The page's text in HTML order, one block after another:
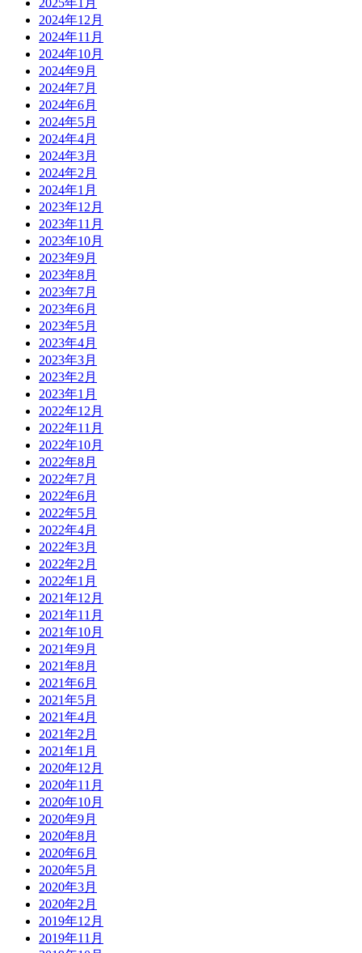
2025年1月
2024年12月
2024年11月
2024年10月
2024年9月
2024年7月
2024年6月
2024年5月
2024年4月
2024年3月
2024年2月
2024年1月
2023年12月
2023年11月
2023年10月
2023年9月
2023年8月
2023年7月
2023年6月
2023年5月
2023年4月
2023年3月
2023年2月
2023年1月
2022年12月
2022年11月
2022年10月
2022年8月
2022年7月
2022年6月
2022年5月
2022年4月
2022年3月
2022年2月
2022年1月
2021年12月
2021年11月
2021年10月
2021年9月
2021年8月
2021年6月
2021年5月
2021年4月
2021年2月
2021年1月
2020年12月
2020年11月
2020年10月
2020年9月
2020年8月
2020年6月
2020年5月
2020年3月
2020年2月
2019年12月
2019年11月